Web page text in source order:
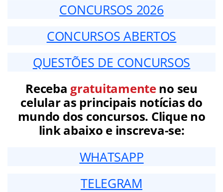
CONCURSOS 2026
CONCURSOS ABERTOS
QUESTÕES DE CONCURSOS
Receba gratuitamenteno seu
celular as principais notícias do
mundo dos concursos. Clique no
link abaixo e inscreva-se:
WHATSAPP
TELEGRAM